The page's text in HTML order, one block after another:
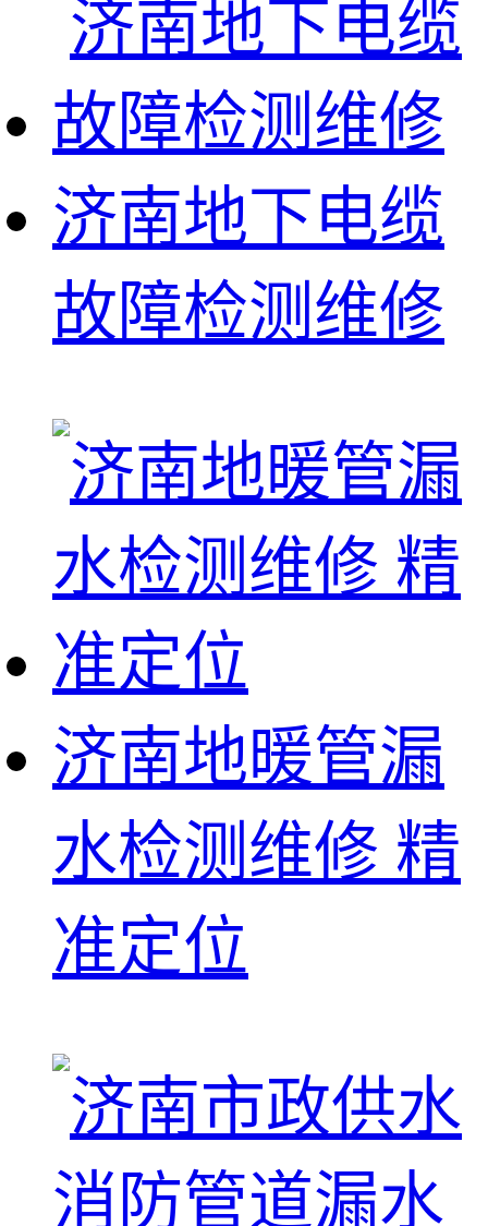
济南地下电缆
故障检测维修
济南地暖管漏
水检测维修 精
准定位